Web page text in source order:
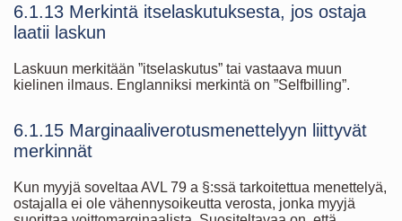
6.1.13 Merkintä itselaskutuksesta, jos ostaja
laatii laskun
Laskuun merkitään ”itselaskutus” tai vastaava muun
kielinen ilmaus. Englanniksi merkintä on ”Selfbilling”.
6.1.15 Marginaaliverotusmenettelyyn liittyvät
merkinnät
Kun myyjä soveltaa AVL 79 a §:ssä tarkoitettua menettelyä,
ostajalla ei ole vähennysoikeutta verosta, jonka myyjä